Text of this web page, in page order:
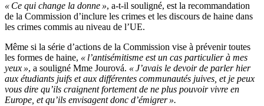
« Ce qui change la donne », a-t-il souligné, est la recommandation
de la Commission d’inclure les crimes et les discours de haine dans
les crimes commis au niveau de l’UE.
Même si la série d’actions de la Commission vise à prévenir toutes
les formes de haine, « l’antisémitisme est un cas particulier à mes
yeux », a souligné Mme Jourová. « J’avais le devoir de parler hier
aux étudiants juifs et aux différentes communautés juives, et je peux
vous dire qu’ils craignent fortement de ne plus pouvoir vivre en
Europe, et qu’ils envisagent donc d’émigrer ».